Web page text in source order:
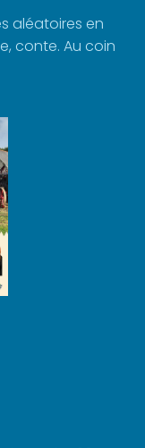
aléatoires en
conte. Au coin